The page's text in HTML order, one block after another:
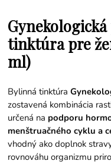
tinktúra pre
ml)
Bylinná tinktúra
zostavená kombinácia
určená na podporu
menštruačného cyklu a
vhodný ako doplnok
rovnováhu organizmu